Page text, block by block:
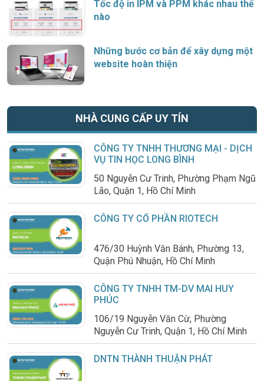
Tốc độ in IPM và PPM khác nhau thế
nào
Những bước cơ bản để xây dựng một
website hoàn thiện
NHÀ CUNG CẤP UY TÍN
CÔNG TY TNHH THƯƠNG MẠI - DỊCH
VỤ TIN HỌC LONG BÌNH
50 Nguyễn Cư Trinh, Phường Phạm Ngũ
Lão, Quận 1, Hồ Chí Minh
CÔNG TY CỔ PHẦN RIOTECH
476/30 Huỳnh Văn Bánh, Phường 13,
Quận Phú Nhuận, Hồ Chí Minh
CÔNG TY TNHH TM-DV MAI HUY
PHÚC
106/19 Nguyễn Văn Cừ, Phường
Nguyễn Cư Trinh, Quận 1, Hồ Chí Minh
DNTN THÀNH THUẬN PHÁT